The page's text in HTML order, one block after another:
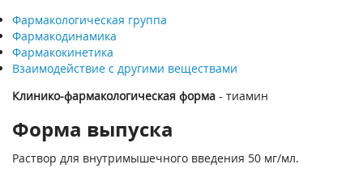
Фармакологическая группа
Фармакодинамика
Фармакокинетика
Взаимодействие с другими веществами
Клинико-фармакологическая форма - тиамин
Форма выпуска
Раствор для внутримышечного введения 50 мг/мл.